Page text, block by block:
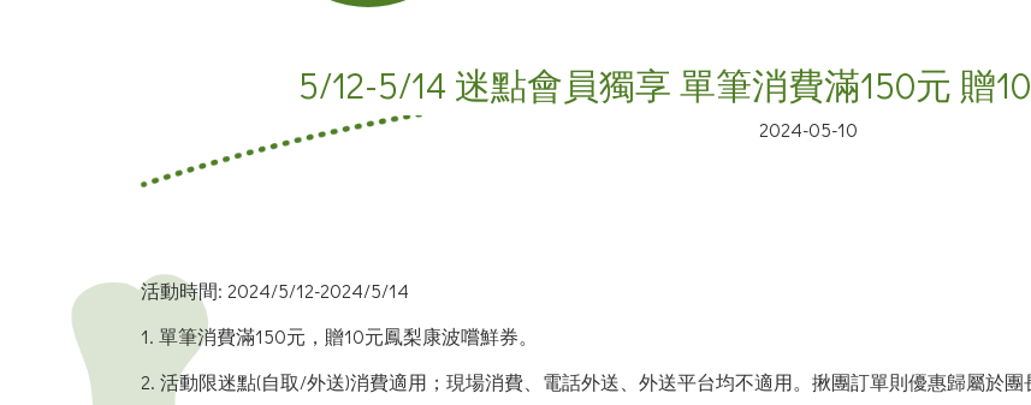
5/12-5/14 迷點會員獨享 單筆消費滿150元 贈
2024-05-10
活動時間: 2024/5/12-2024/5/14
1. 單筆消費滿150元，贈10元鳳梨康波嚐鮮券。
2. 活動限迷點(自取/外送)消費適用；現場消費、電話外送、外送平台均不適用。揪團訂單則優惠歸屬於團